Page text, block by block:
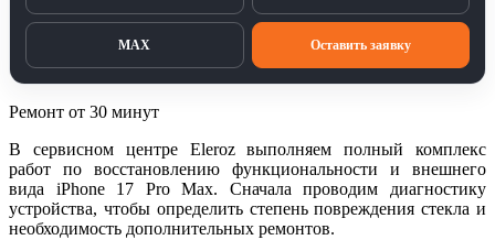
MAX Оставить заявку
Ремонт от 30 минут
В сервисном центре Eleroz выполняем полный комплекс
работ по восстановлению функциональности и внешнего
вида iPhone 17 Pro Max. Сначала проводим диагностику
устройства, чтобы определить степень повреждения стекла и
необходимость дополнительных ремонтов.